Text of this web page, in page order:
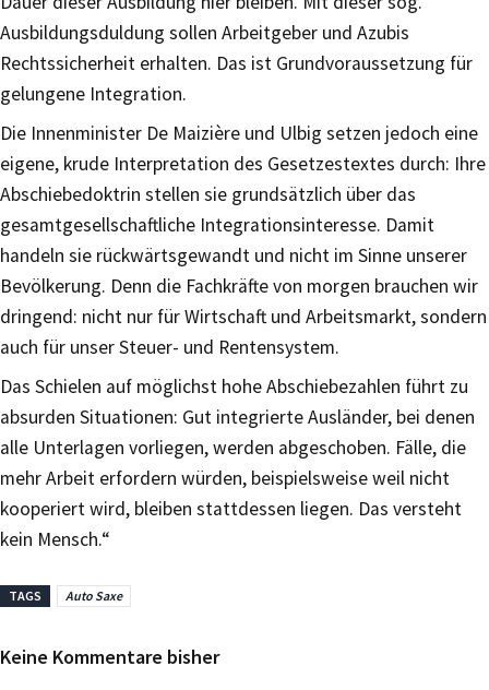
Ausbildungsduldung sollen Arbeitgeber und Azubis
Rechtssicherheit erhalten. Das ist Grundvoraussetzung für
gelungene Integration.
Die Innenminister De Maizière und Ulbig setzen jedoch eine
eigene, krude Interpretation des Gesetzestextes durch: Ihre
Abschiebedoktrin stellen sie grundsätzlich über das
gesamtgesellschaftliche Integrationsinteresse. Damit
handeln sie rückwärtsgewandt und nicht im Sinne unserer
Bevölkerung. Denn die Fachkräfte von morgen brauchen wir
dringend: nicht nur für Wirtschaft und Arbeitsmarkt, sondern
auch für unser Steuer- und Rentensystem.
Das Schielen auf möglichst hohe Abschiebezahlen führt zu
absurden Situationen: Gut integrierte Ausländer, bei denen
alle Unterlagen vorliegen, werden abgeschoben. Fälle, die
mehr Arbeit erfordern würden, beispielsweise weil nicht
kooperiert wird, bleiben stattdessen liegen. Das versteht
kein Mensch.“
TAGS Auto Saxe
Keine Kommentare bisher